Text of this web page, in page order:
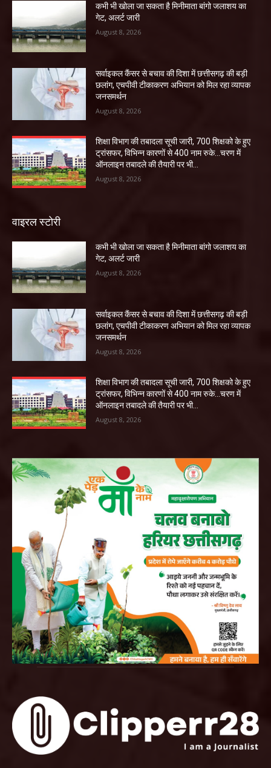
कभी भी खोला जा सकता है मिनीमाता बांगो जलाशय का
गेट, अलर्ट जारी
August 8, 2026
सर्वाइकल कैंसर से बचाव की दिशा में छत्तीसगढ़ की बड़ी
छलांग, एचपीवी टीकाकरण अभियान को मिल रहा व्यापक
जनसमर्थन
August 8, 2026
शिक्षा विभाग की तबादला सूची जारी, 700 शिक्षको के हुए
ट्रांसफर, विभिन्न कारणों से 400 नाम रुके…चरण में
ऑनलाइन तबादले की तैयारी पर भी...
August 8, 2026
वाइरल स्टोरी
कभी भी खोला जा सकता है मिनीमाता बांगो जलाशय का
गेट, अलर्ट जारी
August 8, 2026
सर्वाइकल कैंसर से बचाव की दिशा में छत्तीसगढ़ की बड़ी
छलांग, एचपीवी टीकाकरण अभियान को मिल रहा व्यापक
जनसमर्थन
August 8, 2026
शिक्षा विभाग की तबादला सूची जारी, 700 शिक्षको के हुए
ट्रांसफर, विभिन्न कारणों से 400 नाम रुके…चरण में
ऑनलाइन तबादले की तैयारी पर भी...
August 8, 2026